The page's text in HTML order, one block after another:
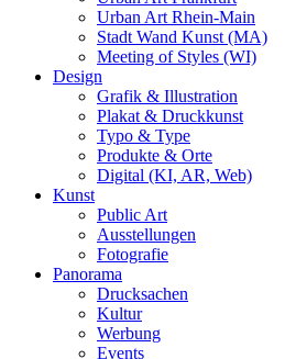
Urban Art Rhein-Main
Stadt Wand Kunst (MA)
Meeting of Styles (WI)
Design
Grafik & Illustration
Plakat & Druckkunst
Typo & Type
Produkte & Orte
Digital (KI, AR, Web)
Kunst
Public Art
Ausstellungen
Fotografie
Panorama
Drucksachen
Kultur
Werbung
Events